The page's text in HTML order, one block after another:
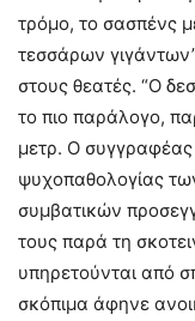
τρόμο, το σασπένς
τεσσάρων
στους θεατές. “Ο
το πιο παράλογο,
μετρ. Ο συγγραφέας
ψυχοπαθολογίας
συμβατικών
τους παρά τη
υπηρετούνται από
σκόπιμα άφηνε